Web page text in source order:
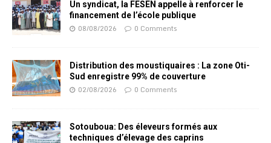
Un syndicat, la FESEN appelle à renforcer le
financement de l’école publique
08/08/2026 0 Comments
Distribution des moustiquaires : La zone Oti-
Sud enregistre 99% de couverture
02/08/2026 0 Comments
Sotouboua: Des éleveurs formés aux
techniques d’élevage des caprins